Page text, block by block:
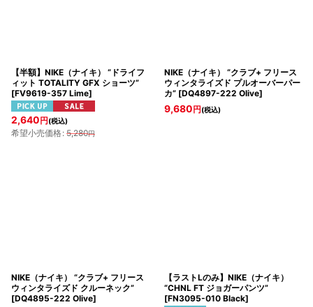
【半額】NIKE（ナイキ） “ドライフ
ィット TOTALITY GFX ショーツ”
[FV9619-357 Lime]
2,640円(税込)
希望小売価格: 5,280円
NIKE（ナイキ） “クラブ+ フリース
ウィンタライズド プルオーバーパー
カ” [DQ4897-222 Olive]
9,680円(税込)
NIKE（ナイキ） “クラブ+ フリース
ウィンタライズド クルーネック”
[DQ4895-222 Olive]
【ラストLのみ】NIKE（ナイキ）
“CHNL FT ジョガーパンツ”
[FN3095-010 Black]